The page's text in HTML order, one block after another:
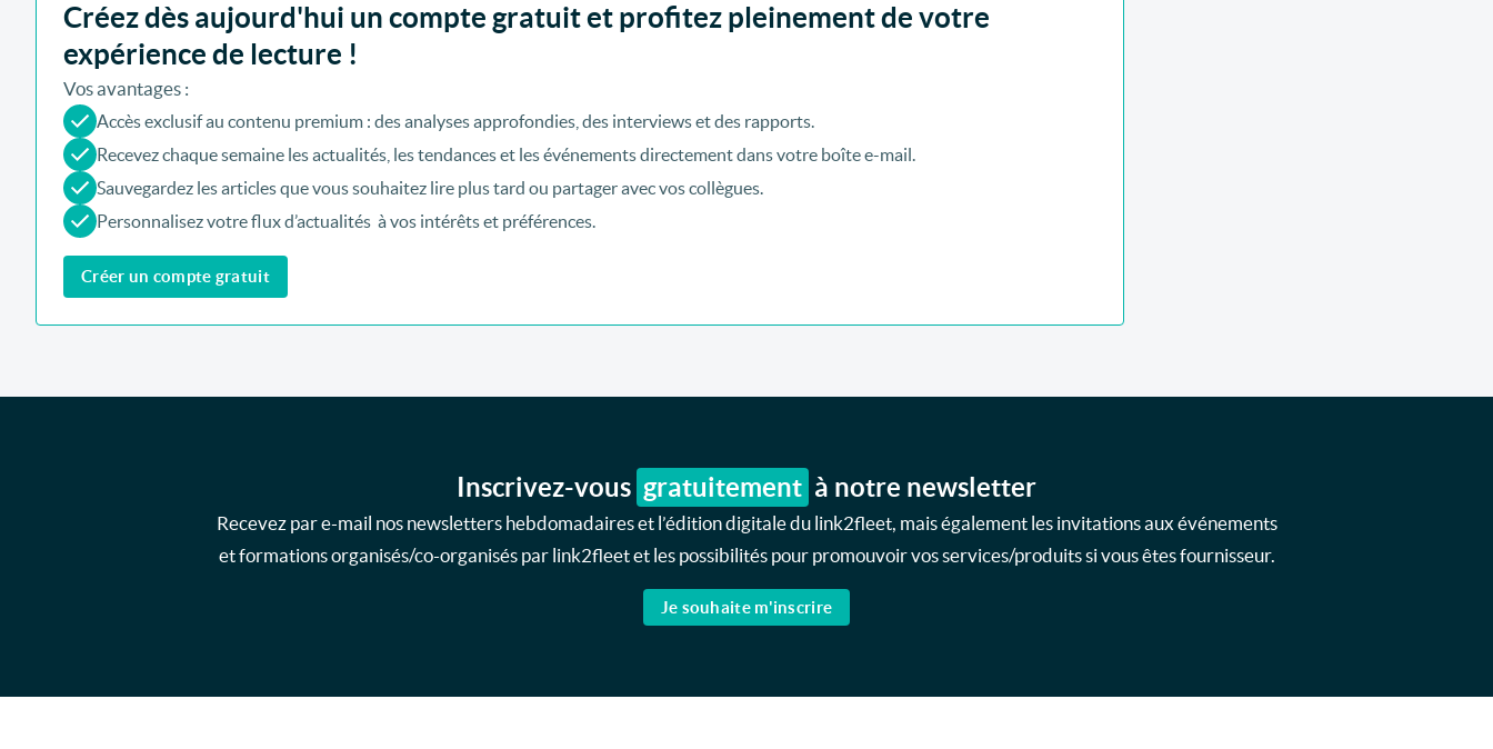
Créez dès aujourd'hui un compte gratuit et profitez pleinement de votre
expérience de lecture !
Vos avantages :
Accès exclusif au contenu premium : des analyses approfondies, des interviews et des rapports.
Recevez chaque semaine les actualités, les tendances et les événements directement dans votre boîte e-mail.
Sauvegardez les articles que vous souhaitez lire plus tard ou partager avec vos collègues.
Personnalisez votre flux d’actualités à vos intérêts et préférences.
Créer un compte gratuit
Inscrivez-vous gratuitement à notre newsletter
Recevez par e-mail nos newsletters hebdomadaires et l’édition digitale du link2fleet, mais également les invitations aux événements
et formations organisés/co-organisés par link2fleet et les possibilités pour promouvoir vos services/produits si vous êtes fournisseur.
Je souhaite m'inscrire